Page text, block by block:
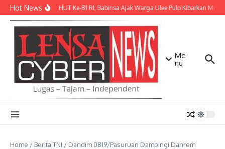
Lewati ke konten
Hot NewsSambut HUT Ke-81 RI, Babinsa Ajak Warga Ulee Pulo Kibarkan Merah
Me
nu
Home / Berita TNI / Dandim 0819/Pasuruan Dampingi Danrem